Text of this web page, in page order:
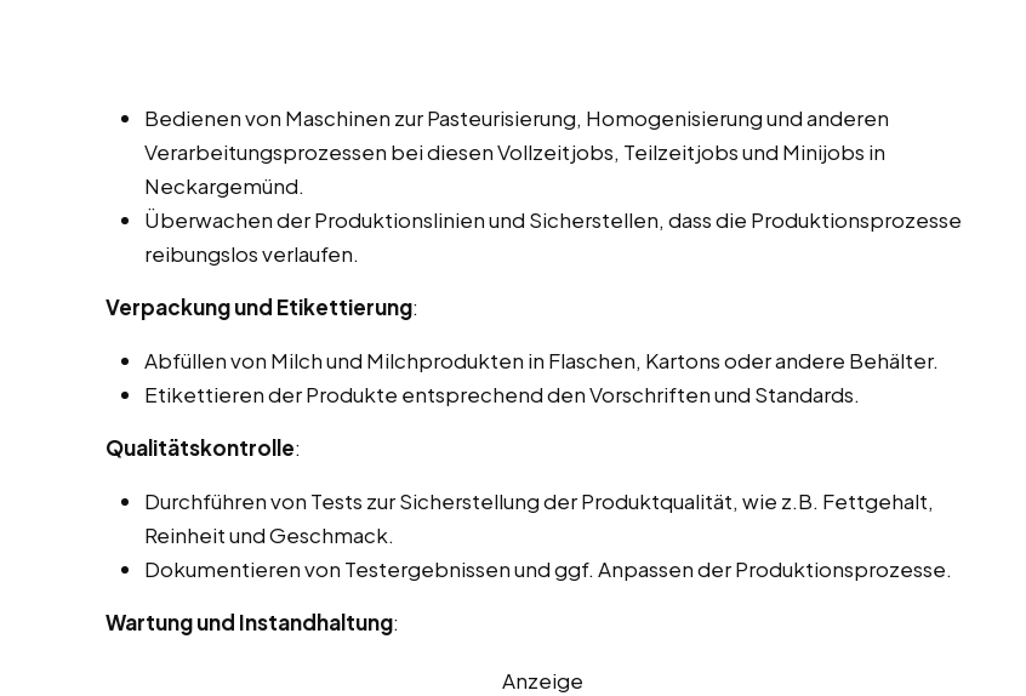
Bedienen von Maschinen zur Pasteurisierung, Homogenisierung und anderen
Verarbeitungsprozessen bei diesen Vollzeitjobs, Teilzeitjobs und Minijobs in
Neckargemünd.
Überwachen der Produktionslinien und Sicherstellen, dass die Produktionsprozesse
reibungslos verlaufen.
Verpackung und Etikettierung:
Abfüllen von Milch und Milchprodukten in Flaschen, Kartons oder andere Behälter.
Etikettieren der Produkte entsprechend den Vorschriften und Standards.
Qualitätskontrolle:
Durchführen von Tests zur Sicherstellung der Produktqualität, wie z.B. Fettgehalt,
Reinheit und Geschmack.
Dokumentieren von Testergebnissen und ggf. Anpassen der Produktionsprozesse.
Wartung und Instandhaltung:
Anzeige